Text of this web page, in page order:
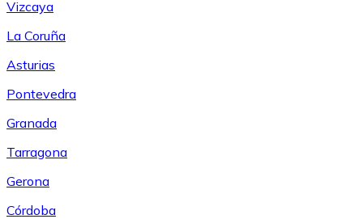
Vizcaya
La Coruña
Asturias
Pontevedra
Granada
Tarragona
Gerona
Córdoba